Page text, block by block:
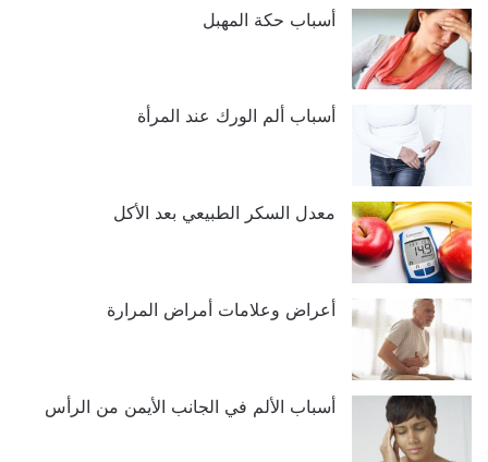
أسباب حكة المهبل
أسباب ألم الورك عند المرأة
معدل السكر الطبيعي بعد الأكل
أعراض وعلامات أمراض المرارة
أسباب الألم في الجانب الأيمن من الرأس